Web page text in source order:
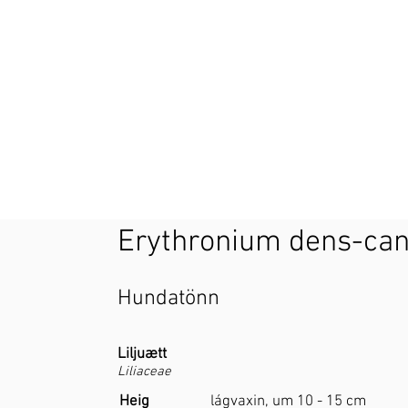
Erythronium dens-
Hundatönn
Liljuætt
Liliaceae
Heig lágvaxin, um 10 - 15 cm